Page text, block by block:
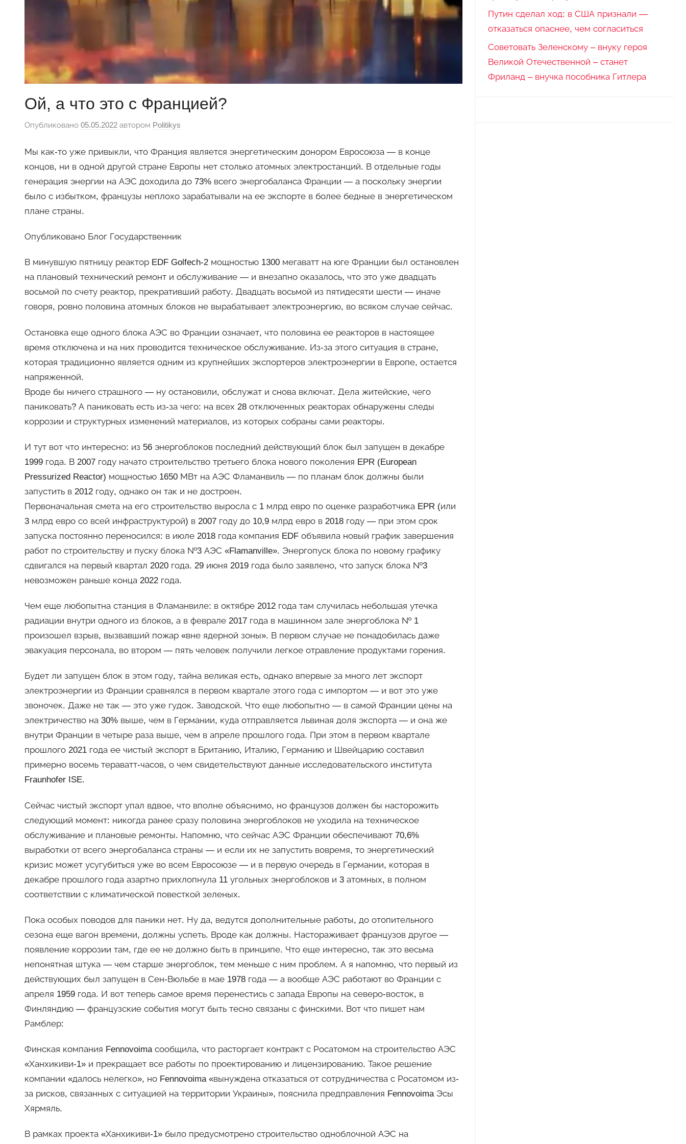
Ой, а что это с Францией?
Опубликовано 05.05.2022 автором Politikys
Мы как-то уже привыкли, что Франция является энергетическим донором Евросоюза — в конце
концов, ни в одной другой стране Европы нет столько атомных электростанций. В отдельные годы
генерация энергии на АЭС доходила до 73% всего энергобаланса Франции — а поскольку энергии
было с избытком, французы неплохо зарабатывали на ее экспорте в более бедные в энергетическом
плане страны.
Опубликовано Блог Государственник
В минувшую пятницу реактор EDF Golfech-2 мощностью 1300 мегаватт на юге Франции был остановлен
на плановый технический ремонт и обслуживание — и внезапно оказалось, что это уже двадцать
восьмой по счету реактор, прекративший работу. Двадцать восьмой из пятидесяти шести — иначе
говоря, ровно половина атомных блоков не вырабатывает электроэнергию, во всяком случае сейчас.
Остановка еще одного блока АЭС во Франции означает, что половина ее реакторов в настоящее
время отключена и на них проводится техническое обслуживание. Из-за этого ситуация в стране,
которая традиционно является одним из крупнейших экспортеров электроэнергии в Европе, остается
напряженной.
Вроде бы ничего страшного — ну остановили, обслужат и снова включат. Дела житейские, чего
паниковать? А паниковать есть из-за чего: на всех 28 отключенных реакторах обнаружены следы
коррозии и структурных изменений материалов, из которых собраны сами реакторы.
И тут вот что интересно: из 56 энергоблоков последний действующий блок был запущен в декабре
1999 года. В 2007 году начато строительство третьего блока нового поколения EPR (European
Pressurized Reactor) мощностью 1650 МВт на АЭС Фламанвиль — по планам блок должны были
запустить в 2012 году, однако он так и не достроен.
Первоначальная смета на его строительство выросла с 1 млрд евро по оценке разработчика EPR (или
3 млрд евро со всей инфраструктурой) в 2007 году до 10,9 млрд евро в 2018 году — при этом срок
запуска постоянно переносился: в июле 2018 года компания EDF объявила новый график завершения
работ по строительству и пуску блока №3 АЭС «Flamanville». Энергопуск блока по новому графику
сдвигался на первый квартал 2020 года. 29 июня 2019 года было заявлено, что запуск блока №3
невозможен раньше конца 2022 года.
Чем еще любопытна станция в Фламанвиле: в октябре 2012 года там случилась небольшая утечка
радиации внутри одного из блоков, а в феврале 2017 года в машинном зале энергоблока № 1
произошел взрыв, вызвавший пожар «вне ядерной зоны». В первом случае не понадобилась даже
эвакуация персонала, во втором — пять человек получили легкое отравление продуктами горения.
Будет ли запущен блок в этом году, тайна великая есть, однако впервые за много лет экспорт
электроэнергии из Франции сравнялся в первом квартале этого года с импортом — и вот это уже
звоночек. Даже не так — это уже гудок. Заводской. Что еще любопытно — в самой Франции цены на
электричество на 30% выше, чем в Германии, куда отправляется львиная доля экспорта — и она же
внутри Франции в четыре раза выше, чем в апреле прошлого года. При этом в первом квартале
прошлого 2021 года ее чистый экспорт в Британию, Италию, Германию и Швейцарию составил
примерно восемь тераватт-часов, о чем свидетельствуют данные исследовательского института
Fraunhofer ISE.
Сейчас чистый экспорт упал вдвое, что вполне объяснимо, но французов должен бы насторожить
следующий момент: никогда ранее сразу половина энергоблоков не уходила на техническое
обслуживание и плановые ремонты. Напомню, что сейчас АЭС Франции обеспечивают 70,6%
выработки от всего энергобаланса страны — и если их не запустить вовремя, то энергетический
кризис может усугубиться уже во всем Евросоюзе — и в первую очередь в Германии, которая в
декабре прошлого года азартно прихлопнула 11 угольных энергоблоков и 3 атомных, в полном
соответствии с климатической повесткой зеленых.
Пока особых поводов для паники нет. Ну да, ведутся дополнительные работы, до отопительного
сезона еще вагон времени, должны успеть. Вроде как должны. Настораживает французов другое —
появление коррозии там, где ее не должно быть в принципе. Что еще интересно, так это весьма
непонятная штука — чем старше энергоблок, тем меньше с ним проблем. А я напомню, что первый из
действующих был запущен в Сен-Вюльбе в мае 1978 года — а вообще АЭС работают во Франции с
апреля 1959 года. И вот теперь самое время перенестись с запада Европы на северо-восток, в
Финляндию — французские события могут быть тесно связаны с финскими. Вот что пишет нам
Рамблер:
Финская компания Fennovoima сообщила, что расторгает контракт с Росатомом на строительство АЭС
«Ханхикиви-1» и прекращает все работы по проектированию и лицензированию. Такое решение
компании «далось нелегко», но Fennovoima «вынуждена отказаться от сотрудничества с Росатомом из-
за рисков, связанных с ситуацией на территории Украины», пояснила предправления Fennovoima Эсы
Хярмяль.
В рамках проекта «Ханхикиви-1» было предусмотрено строительство одноблочной АЭС на
Путин сделал ход: в США признали —
отказаться опаснее, чем согласиться
Советовать Зеленскому – внуку героя
Великой Отечественной – станет
Фриланд – внучка пособника Гитлера